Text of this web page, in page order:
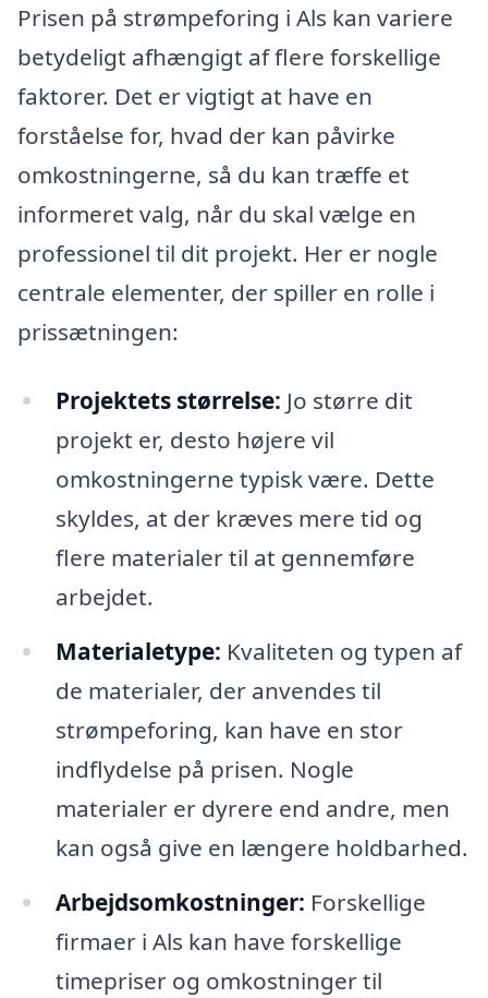
Prisen på strømpeforing i Als kan variere
betydeligt afhængigt af flere forskellige
faktorer. Det er vigtigt at have en
forståelse for, hvad der kan påvirke
omkostningerne, så du kan træffe et
informeret valg, når du skal vælge en
professionel til dit projekt. Her er nogle
centrale elementer, der spiller en rolle i
prissætningen:
Projektets størrelse: Jo større dit
projekt er, desto højere vil
omkostningerne typisk være. Dette
skyldes, at der kræves mere tid og
flere materialer til at gennemføre
arbejdet.
Materialetype: Kvaliteten og typen af
de materialer, der anvendes til
strømpeforing, kan have en stor
indflydelse på prisen. Nogle
materialer er dyrere end andre, men
kan også give en længere holdbarhed.
Arbejdsomkostninger: Forskellige
firmaer i Als kan have forskellige
timepriser og omkostninger til